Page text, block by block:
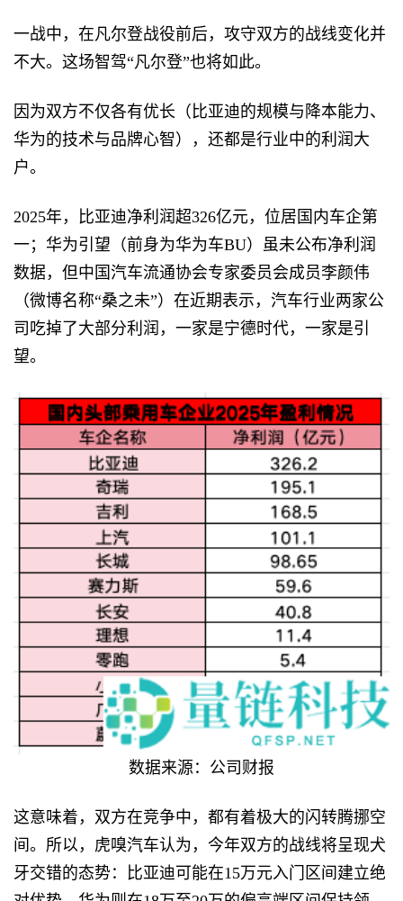
一战中，在凡尔登战役前后，攻守双方的战线变化并
不大。这场智驾“凡尔登”也将如此。
因为双方不仅各有优长（比亚迪的规模与降本能力、
华为的技术与品牌心智），还都是行业中的利润大
户。
2025年，比亚迪净利润超326亿元，位居国内车企第
一；华为引望（前身为华为车BU）虽未公布净利润
数据，但中国汽车流通协会专家委员会成员李颜伟
（微博名称“桑之未”）在近期表示，汽车行业两家公
司吃掉了大部分利润，一家是宁德时代，一家是引
望。
数据来源：公司财报
这意味着，双方在竞争中，都有着极大的闪转腾挪空
间。所以，虎嗅汽车认为，今年双方的战线将呈现犬
牙交错的态势：比亚迪可能在15万元入门区间建立绝